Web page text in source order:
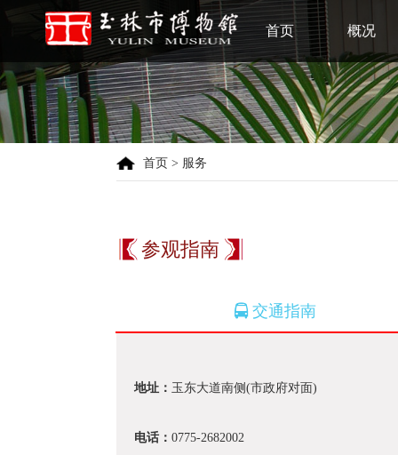
首页 概况
首页 > 服务
参观指南
交通指南
地址： 玉东大道南侧(市政府对面)
电话：0775-2682002